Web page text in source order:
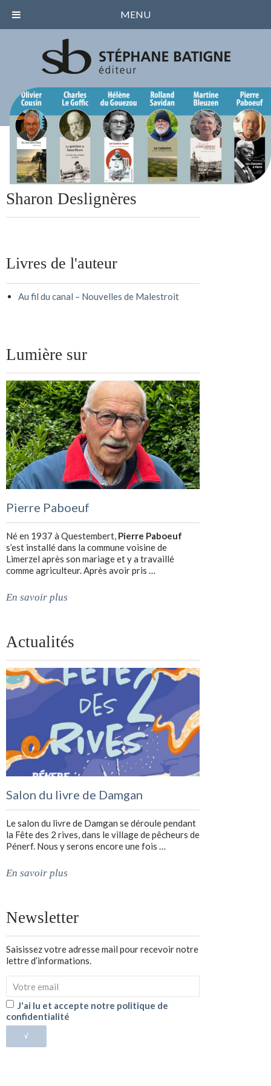
Sharon Deslignères
Livres de l'auteur
Au fil du canal – Nouvelles de Malestroit
Lumière sur
Pierre Paboeuf
Né en 1937 à Questembert, Pierre Paboeuf
s’est installé dans la commune voisine de
Limerzel après son mariage et y a travaillé
comme agriculteur. Après avoir pris …
En savoir plus
Actualités
Salon du livre de Damgan
Le salon du livre de Damgan se déroule pendant
la Fête des 2 rives, dans le village de pêcheurs de
Pénerf. Nous y serons encore une fois …
En savoir plus
Newsletter
Saisissez votre adresse mail pour recevoir notre
lettre d’informations.
J'ai lu et accepte notre politique de
confidentialité
√
MENU